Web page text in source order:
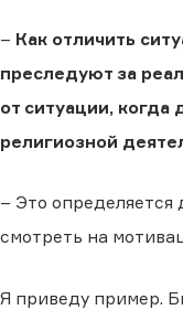
– Как отличить
преследуют за
от ситуации, когда
религиозной
– Это определяется
смотреть на
Я приведу пример.